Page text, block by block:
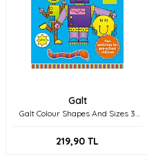
Galt
Galt Colour Shapes And Sizes 3
219,90 TL